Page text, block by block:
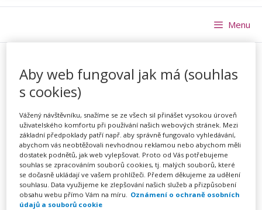
Pohyb v praxi: Od her až po
kondiční trénink – Inspirace
pro MŠ, ZŠ i SŠ
PořádáZřetel, s.r.o.
Menu
Aby web fungoval jak má (souhlas
s cookies)
Vážený návštěvníku, snažíme se ze všech sil přinášet vysokou úroveň
uživatelského komfortu při používání našich webových stránek. Mezi
základní předpoklady patří např. aby správně fungovalo vyhledávání,
abychom vás neobtěžovali nevhodnou reklamou nebo abychom měli
dostatek podnětů, jak web vylepšovat. Proto od Vás potřebujeme
souhlas se zpracováním souborů cookies, tj. malých souborů, které
se dočasně ukládají ve vašem prohlížeči. Předem děkujeme za udělení
souhlasu. Data využijeme ke zlepšování našich služeb a přizpůsobení
obsahu webu přímo Vám na míru. Oznámení o ochraně osobních
údajů a souborů cookie